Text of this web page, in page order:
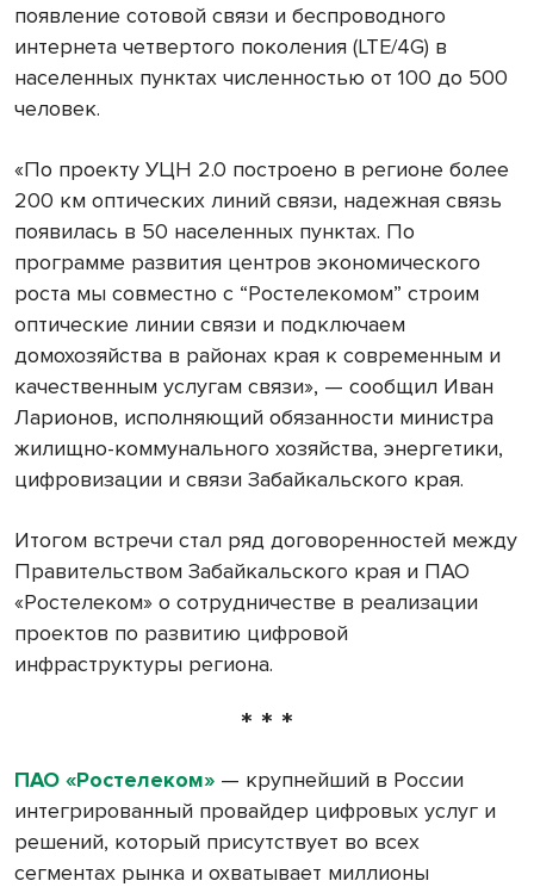
появление сотовой связи и беспроводного
интернета четвертого поколения (LTE/4G) в
населенных пунктах численностью от 100 до 500
человек.
«По проекту УЦН 2.0 построено в регионе более
200 км оптических линий связи, надежная связь
появилась в 50 населенных пунктах. По
программе развития центров экономического
роста мы совместно с “Ростелекомом” строим
оптические линии связи и подключаем
домохозяйства в районах края к современным и
качественным услугам связи», — сообщил Иван
Ларионов, исполняющий обязанности министра
жилищно-коммунального хозяйства, энергетики,
цифровизации и связи Забайкальского края.
Итогом встречи стал ряд договоренностей между
Правительством Забайкальского края и ПАО
«Ростелеком» о сотрудничестве в реализации
проектов по развитию цифровой
инфраструктуры региона.
* * *
ПАО «Ростелеком» — крупнейший в России
интегрированный провайдер цифровых услуг и
решений, который присутствует во всех
сегментах рынка и охватывает миллионы